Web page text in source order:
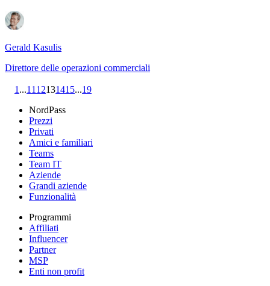
Gerald Kasulis
Direttore delle operazioni commerciali
1 ...11 12131415...19
NordPass
Prezzi
Privati
Amici e familiari
Teams
Team IT
Aziende
Grandi aziende
Funzionalità
Programmi
Affiliati
Influencer
Partner
MSP
Enti non profit